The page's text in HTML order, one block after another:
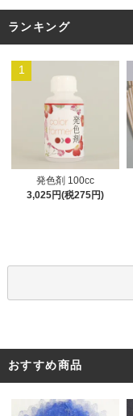
ランキング
1
発色剤 100cc
3,025円(税275円)
おすすめ商品